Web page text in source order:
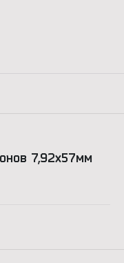
7,92х57мм